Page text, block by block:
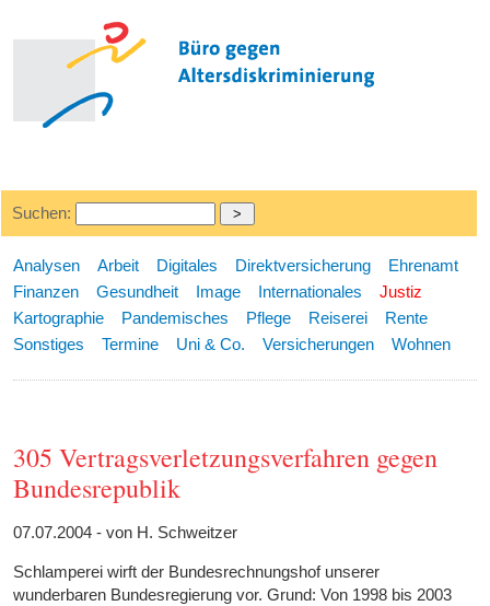
Suchen:
Analysen Arbeit Digitales Direktversicherung
Ehrenamt
Finanzen
Gesundheit Image Internationales
Justiz
Kartographie
Pandemisches Pflege Reiserei
Rente
Sonstiges
Termine Uni & Co. Versicherungen Wohnen
305 Vertragsverletzungsverfahren gegen
Bundesrepublik
07.07.2004 - von H. Schweitzer
Schlamperei wirft der Bundesrechnungshof unserer
wunderbaren Bundesregierung vor. Grund: Von 1998 bis 2003